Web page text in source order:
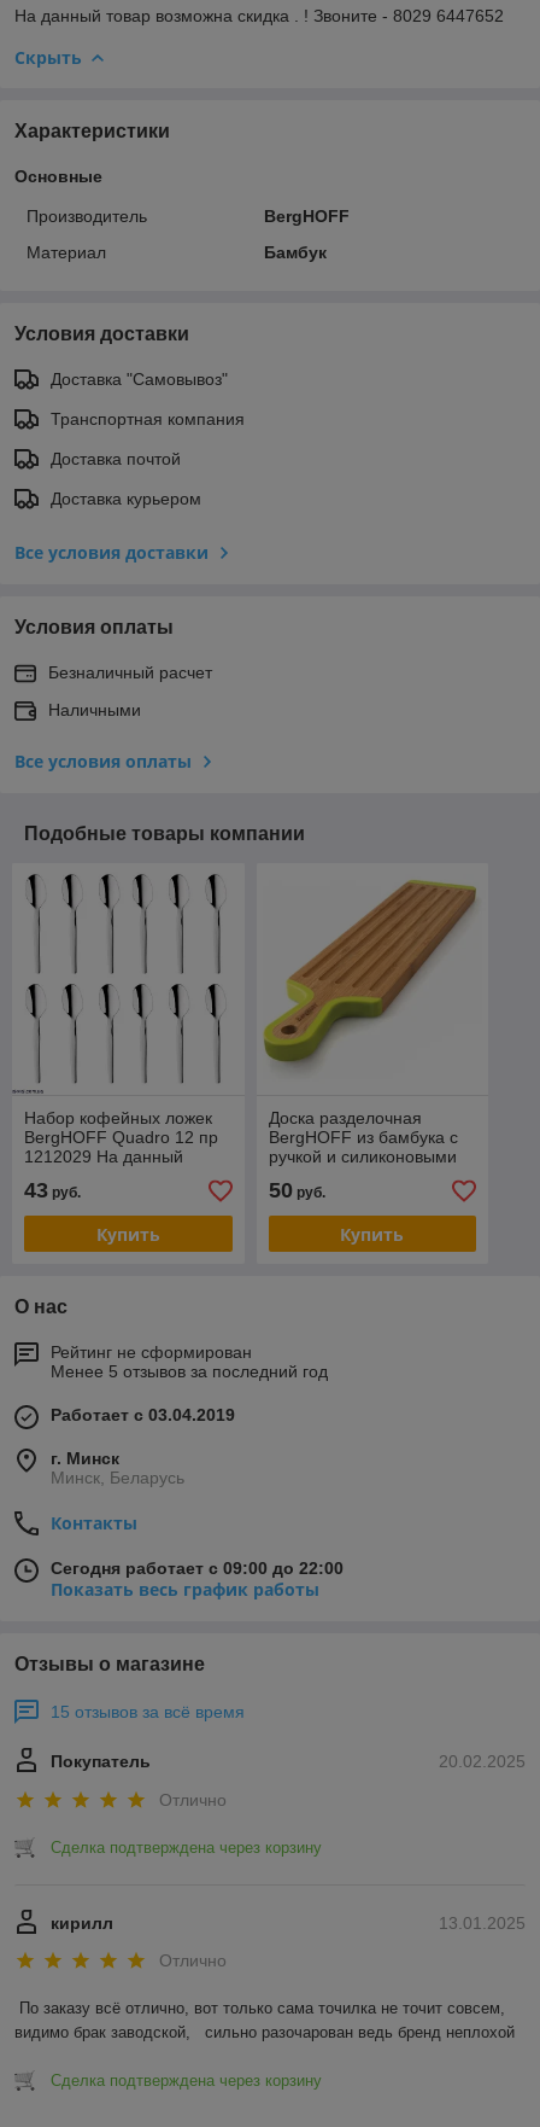
На данный товар возможна скидка . ! Звоните - 8029 6447652
Скрыть
Характеристики
Основные
Производитель
BergHOFF
Материал
Бамбук
Условия доставки
Доставка "Самовывоз"
Транспортная компания
Доставка почтой
Доставка курьером
Все условия доставки
Условия оплаты
Безналичный расчет
Наличными
Все условия оплаты
Подобные товары компании
Набор кофейных ложек
BergHOFF Quadro 12 пр
1212029 На данный
товар возможна скидка .
Звоните !
43 руб.
Купить
Доска разделочная
BergHOFF из бамбука с
ручкой и силиконовыми
накладками 43х10х1,5 см
1101699
50руб.
Купить
О нас
Рейтинг не сформирован
Менее 5 отзывов за последний год
Работает с 03.04.2019
г. Минск
Минск, Беларусь
Контакты
Сегодня работает с 09:00 до 22:00
Показать весь график работы
Отзывы о магазине
15 отзывов за всё время
20.02.2025
Покупатель
Отлично
Сделка подтверждена через корзину
13.01.2025
кирилл
Отлично
По заказу всё отлично, вот только сама точилка не точит совсем,
видимо брак заводской,   сильно разочарован ведь бренд неплохой
Сделка подтверждена через корзину